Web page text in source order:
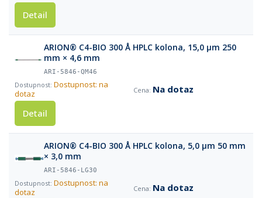
Detail
ARION® C4-BIO 300 Å HPLC kolona, 15,0 µm 250
mm × 4,6 mm
ARI-5846-QM46
Dostupnost: na
dotaz
Na dotaz
Detail
ARION® C4-BIO 300 Å HPLC kolona, 5,0 µm 50 mm
× 3,0 mm
ARI-5846-LG30
Dostupnost: na
dotaz
Na dotaz